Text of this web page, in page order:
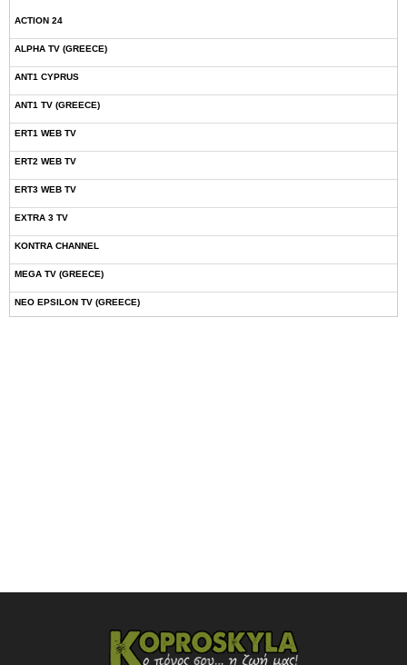
ACTION 24
ALPHA TV (GREECE)
ANT1 CYPRUS
ANT1 TV (GREECE)
ERT1 WEB TV
ERT2 WEB TV
ERT3 WEB TV
EXTRA 3 TV
KONTRA CHANNEL
MEGA TV (GREECE)
NEO EPSILON TV (GREECE)